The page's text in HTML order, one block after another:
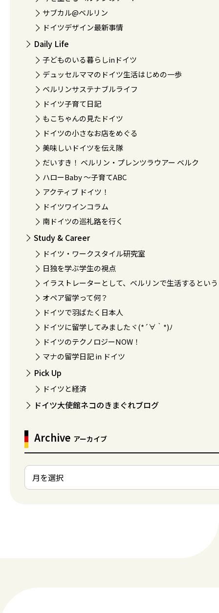
サブカル@ベルリン
ドイツデザイン最新事情
Daily Life
子どものいる暮らしinドイツ
デュッセルママのドイツ生活はじめの一歩
ベルリンサステナブルライフ
ドイツ子育て日記
もこちゃんの見たドイツ
ドイツの小さなお店をめぐる
美味しいドイツを伝え隊
だいすき！ ベルリン・プレンツラウアー ベルク
ハローBaby 〜子育てABC
アクティブ ドイツ！
ドイツワインコラム
南ドイツの巡礼路を行く
Study & Career
ドイツ・ワークスタイル研究室
日独を学ぶ学生の視点
イラストレーターとして、ベルリンで生活するとい
オペア留学って何？
ドイツで羽ばたく日本人
ドイツに留学してみましたヾ(*´∀｀*)ﾉ
ドイツのテクノロジーNOW！
マナの留学日記 in ドイツ
Pick Up
ドイツと経済
ドイツ大使館ネコのきまぐれブログ
Archive アーカイブ